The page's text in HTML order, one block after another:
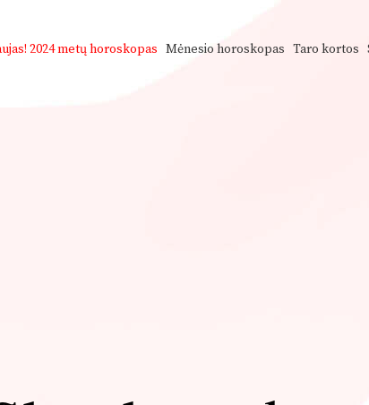
2024 metų horoskopas Mėnesio horoskopas Taro kortos